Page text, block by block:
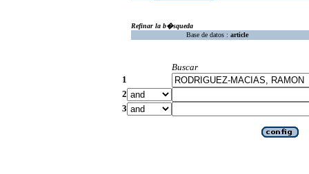
Refinar la b�squeda
Base de datos : article
Buscar
1
2
3